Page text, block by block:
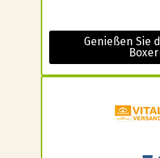
Genießen Sie